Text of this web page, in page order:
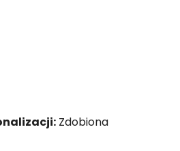
Zdobiona